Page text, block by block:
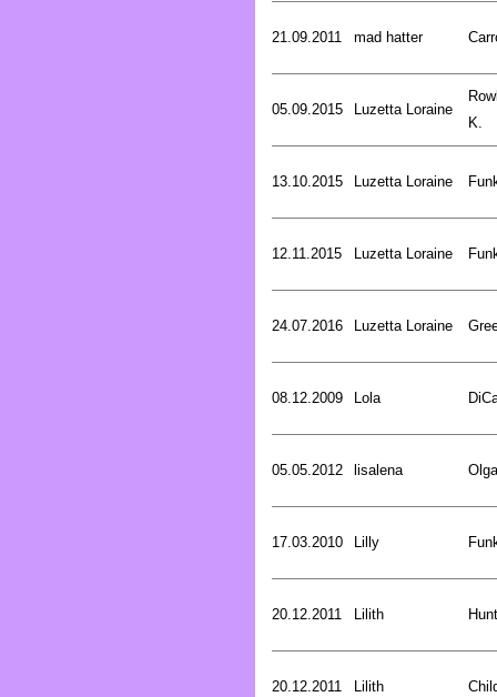
21.09.2011 mad hatter
05.09.2015 Luzetta Loraine
K.
13.10.2015 Luzetta Loraine
12.11.2015 Luzetta Loraine
24.07.2016 Luzetta Loraine
08.12.2009 Lola
05.05.2012 lisalena
17.03.2010 Lilly
20.12.2011 Lilith
20.12.2011 Lilith